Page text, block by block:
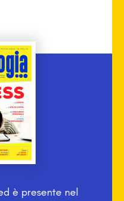
è presente nel